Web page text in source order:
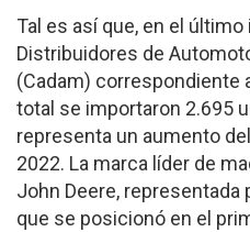
Tal es así que, en el
Distribuidores de
(Cadam) correspondiente
total se importaron 2.695
representa un aumento
2022. La marca líder de
John Deere, representada
que se posicionó en el